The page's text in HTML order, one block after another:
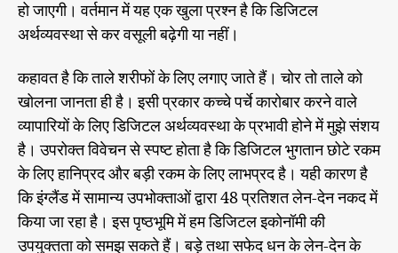
हो जाएगी। वर्तमान में यह एक खुला प्रश्न है कि डिजिटल
अर्थव्यवस्था से कर वसूली बढ़ेगी या नहीं।
कहावत है कि ताले शरीफों के लिए लगाए जाते हैं। चोर तो ताले को
खोलना जानता ही है। इसी प्रकार कच्चे पर्चे कारोबार करने वाले
व्यापारियों के लिए डिजिटल अर्थव्यवस्था के प्रभावी होने में मुझे संशय
है। उपरोक्त विवेचन से स्पष्ट होता है कि डिजिटल भुगतान छोटे रकम
के लिए हानिप्रद और बड़ी रकम के लिए लाभप्रद है। यही कारण है
कि इंग्लैंड में सामान्य उपभोक्ताओं द्वारा 48 प्रतिशत लेन-देन नकद में
किया जा रहा है। इस पृष्ठभूमि में हम डिजिटल इकोनॉमी की
उपयुक्तता को समझ सकते हैं। बड़े तथा सफेद धन के लेन-देन के